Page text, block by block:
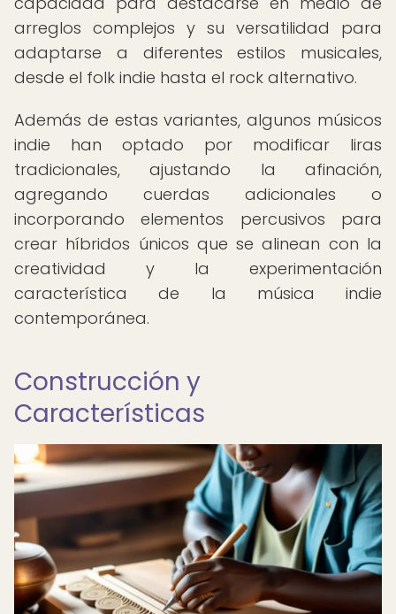
arreglos complejos y su versatilidad para
adaptarse a diferentes estilos musicales,
desde el folk indie hasta el rock alternativo.
Además de estas variantes, algunos músicos
indie han optado por modificar liras
tradicionales, ajustando la afinación,
agregando cuerdas adicionales o
incorporando elementos percusivos para
crear híbridos únicos que se alinean con la
creatividad y la experimentación
característica de la música indie
contemporánea.
Construcción y
Características